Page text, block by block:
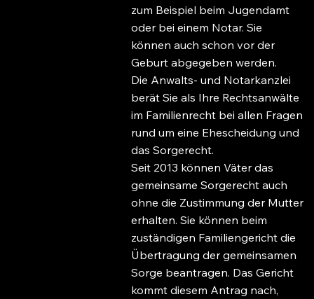
zum Beispiel beim Jugendamt
oder bei einem Notar. Sie
können auch schon vor der
Geburt abgegeben werden.
Die Anwalts- und Notarkanzlei
berät Sie als Ihre Rechtsanwälte
im Familienrecht bei allen Fragen
rund um eine Ehescheidung und
das Sorgerecht.
Seit 2013 können Väter das
gemeinsame Sorgerecht auch
ohne die Zustimmung der Mutter
erhalten. Sie können beim
zuständigen Familiengericht die
Übertragung der gemeinsamen
Sorge beantragen. Das Gericht
kommt diesem Antrag nach,